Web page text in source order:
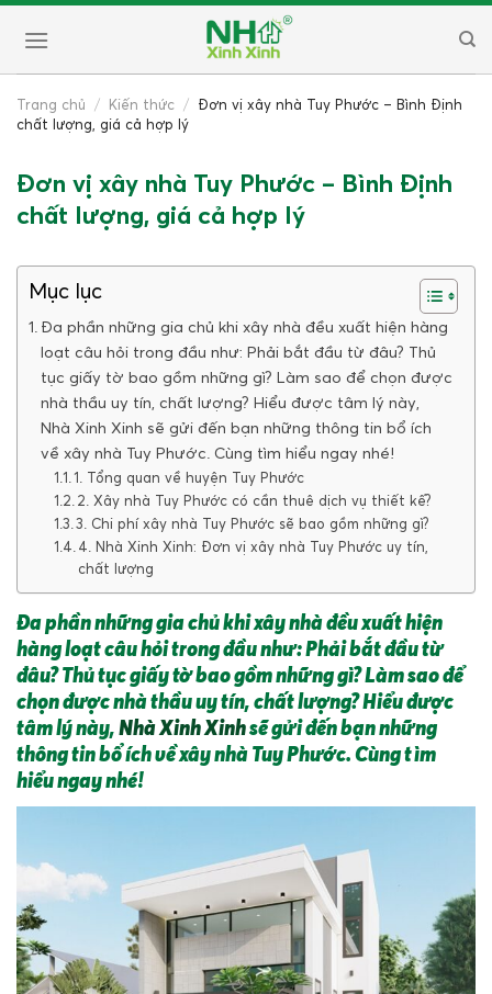
Trang chủ / Kiến thức /
Đơn vị xây nhà Tuy Phước – Bình Định
chất lượng, giá cả hợp lý
Đơn vị xây nhà Tuy Phước – Bình Định
chất lượng, giá cả hợp lý
Mục lục
Đa phần những gia chủ khi xây nhà đều xuất hiện hàng
loạt câu hỏi trong đầu như: Phải bắt đầu từ đâu? Thủ
tục giấy tờ bao gồm những gì? Làm sao để chọn được
nhà thầu uy tín, chất lượng? Hiểu được tâm lý này,
Nhà Xinh Xinh sẽ gửi đến bạn những thông tin bổ ích
về xây nhà Tuy Phước. Cùng tìm hiểu ngay nhé!
1. Tổng quan về huyện Tuy Phước
2. Xây nhà Tuy Phước có cần thuê dịch vụ thiết kế?
3. Chi phí xây nhà Tuy Phước sẽ bao gồm những gì?
4. Nhà Xinh Xinh: Đơn vị xây nhà Tuy Phước uy tín,
chất lượng
Đa phần những gia chủ khi xây nhà đều xuất hiện
hàng loạt câu hỏi trong đầu như: Phải bắt đầu từ
đâu? Thủ tục giấy tờ bao gồm những gì? Làm sao để
chọn được nhà thầu uy tín, chất lượng? Hiểu được
tâm lý này, Nhà Xinh Xinhsẽ gửi đến bạn những
thông tin bổ ích về xây nhà Tuy Phước. Cùng tìm
hiểu ngay nhé!